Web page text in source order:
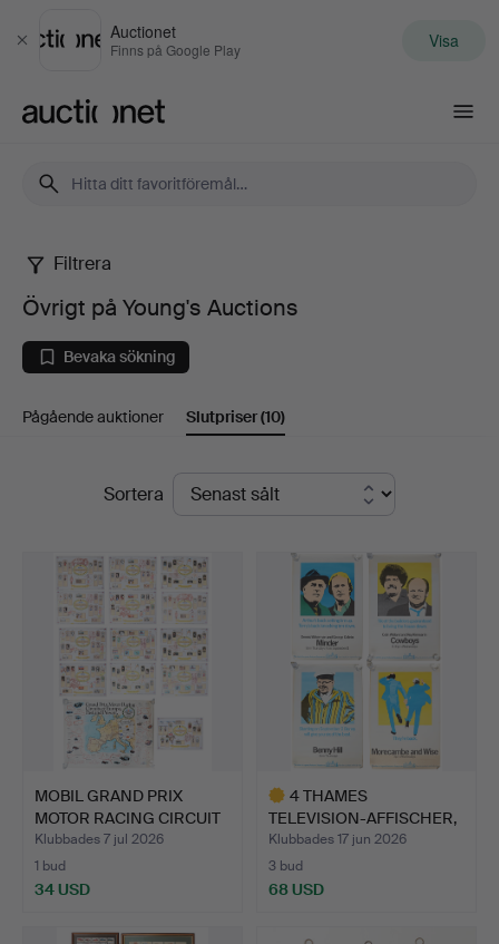
Stäng
Auctionet
Finns på Google Play Visa
Övrigt
på
Young's
Auctions
Filtrera
Övrigt på Young's Auctions
Bevaka sökning
Pågående auktioner Slutpriser(10)
SlutpriserSortera
MOBIL GRAND PRIX
MOTOR RACING CIRCUIT
OF E…
Klubbades 7 jul 2026
1 bud
34 USD
4 THAMES
TELEVISION-AFFISCHER,
MED MORECAM…
Klubbades 17 jun 2026
3 bud
68 USD